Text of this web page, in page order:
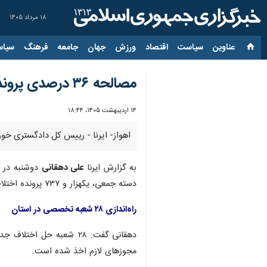
۱۸ مرداد ۱۴۰۵
عناوین‌ سیاست اقتصاد ورزش جهان جامعه فرهنگ
مصالحه ۳۶ درصدی پرونده‌های قابل سازش
۱۴ اردیبهشت ۱۴۰۵، ۱۸:۴۴